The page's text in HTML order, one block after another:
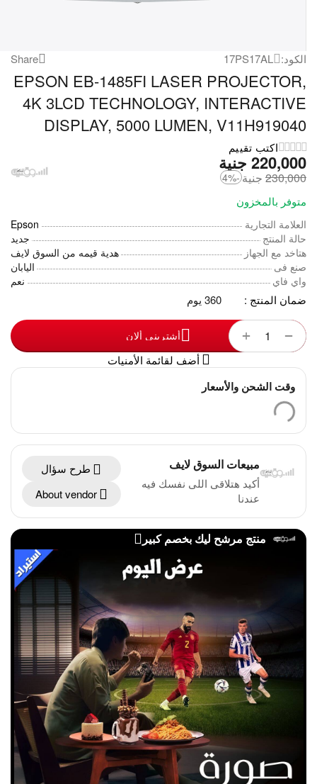
الكود: 17PS17AL
Share
EPSON EB-1485FI LASER PROJECTOR,
4K 3LCD TECHNOLOGY, INTERACTIVE
DISPLAY, 5000 LUMEN, V11H919040
اكتب تقييم
جنية 220,000
جنية 230,000
-4%
متوفر بالمخزون
العلامة التجارية
Epson
حالة المنتج
جديد
هتاخد مع الجهاز
هدية قيمه من السوق لايف
صنع فى
اليابان
واي فاي
نعم
ضمان المنتج : 360 يوم
+ − أشترينى ألان
أضف لقائمة الأمنيات
وقت الشحن والأسعار
مبيعات السوق لايف
أكيد هتلاقى اللى نفسك فيه
عندنا
طرح سؤال
About vendor
منتج مرشح ليك بخصم كبير